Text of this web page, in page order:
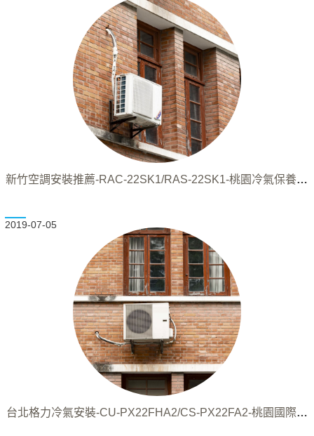
新竹空調安裝推薦-RAC-22SK1/RAS-22SK1-桃園冷氣保養推
2019-07-05
台北格力冷氣安裝-CU-PX22FHA2/CS-PX22FA2-桃園國際冷